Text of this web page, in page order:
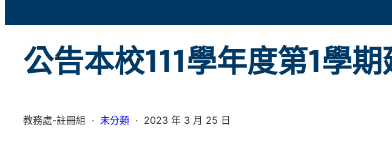
公告本校111學年度第1學
教務處-註冊組 · 未分類 · 2023 年 3 月 25 日